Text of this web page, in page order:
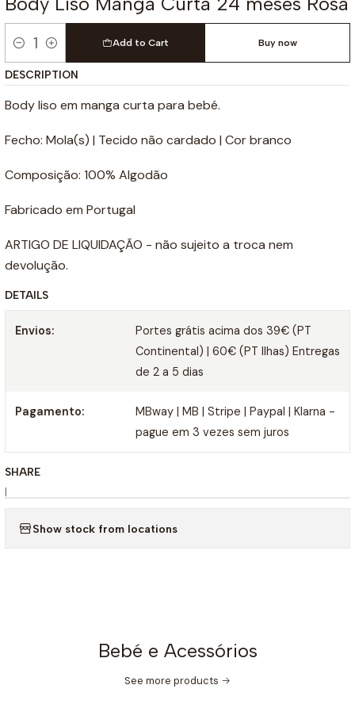
Quantity
Add to Cart Buy now
DESCRIPTION
Body liso em manga curta para bebé.
Fecho: Mola(s) | Tecido não cardado | Cor branco
Composição: 100% Algodão
Fabricado em Portugal
ARTIGO DE LIQUIDAÇÃO - não sujeito a troca nem
devolução.
DETAILS
Envios:
Portes grátis acima dos 39€ (PT
Continental) | 60€ (PT Ilhas) Entregas
de 2 a 5 dias
Pagamento:
MBway | MB | Stripe | Paypal | Klarna -
pague em 3 vezes sem juros
SHARE
|
Show stock from locations
Bebé e Acessórios
See more products